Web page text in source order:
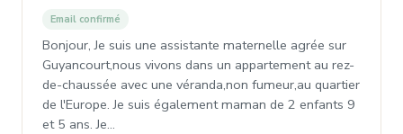
Email confirmé
Bonjour, Je suis une assistante maternelle agrée sur
Guyancourt,nous vivons dans un appartement au rez-
de-chaussée avec une véranda,non fumeur,au quartier
de l'Europe. Je suis également maman de 2 enfants 9
et 5 ans. Je…